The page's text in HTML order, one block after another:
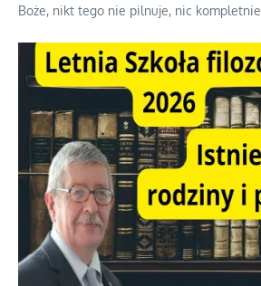
Boże, nikt tego nie pilnuje, nic kompletnie.